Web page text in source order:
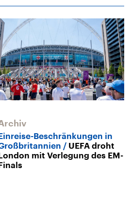
Beschränkungen in
UEFA droht
mit Verlegung des EM-